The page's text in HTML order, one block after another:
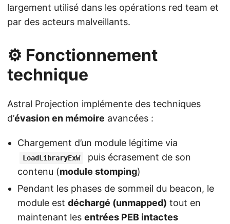
largement utilisé dans les opérations red team et
par des acteurs malveillants.
⚙️ Fonctionnement
technique
Astral Projection implémente des techniques
d’évasion en mémoire avancées :
Chargement d’un module légitime via
LoadLibraryExW
puis écrasement de son
contenu (module stomping)
Pendant les phases de sommeil du beacon, le
module est déchargé (unmapped) tout en
maintenant les entrées PEB intactes